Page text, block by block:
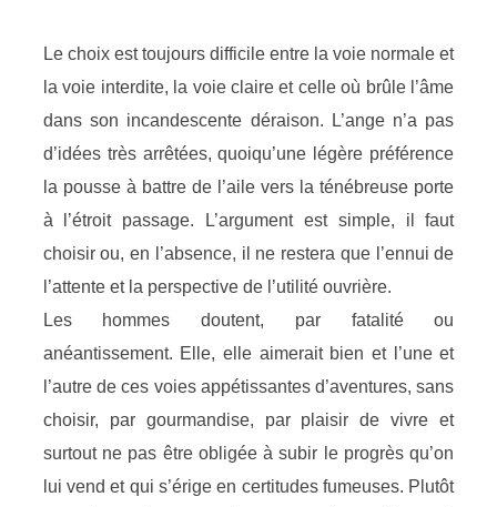
Le choix est toujours difficile entre la voie normale et
la voie interdite, la voie claire et celle où brûle l’âme
dans son incandescente déraison. L’ange n’a pas
d’idées très arrêtées, quoiqu’une légère préférence
la pousse à battre de l’aile vers la ténébreuse porte
à l’étroit passage. L’argument est simple, il faut
choisir ou, en l’absence, il ne restera que l’ennui de
l’attente et la perspective de l’utilité ouvrière.
Les hommes doutent, par fatalité ou
anéantissement. Elle, elle aimerait bien et l’une et
l’autre de ces voies appétissantes d’aventures, sans
choisir, par gourmandise, par plaisir de vivre et
surtout ne pas être obligée à subir le progrès qu’on
lui vend et qui s’érige en certitudes fumeuses. Plutôt